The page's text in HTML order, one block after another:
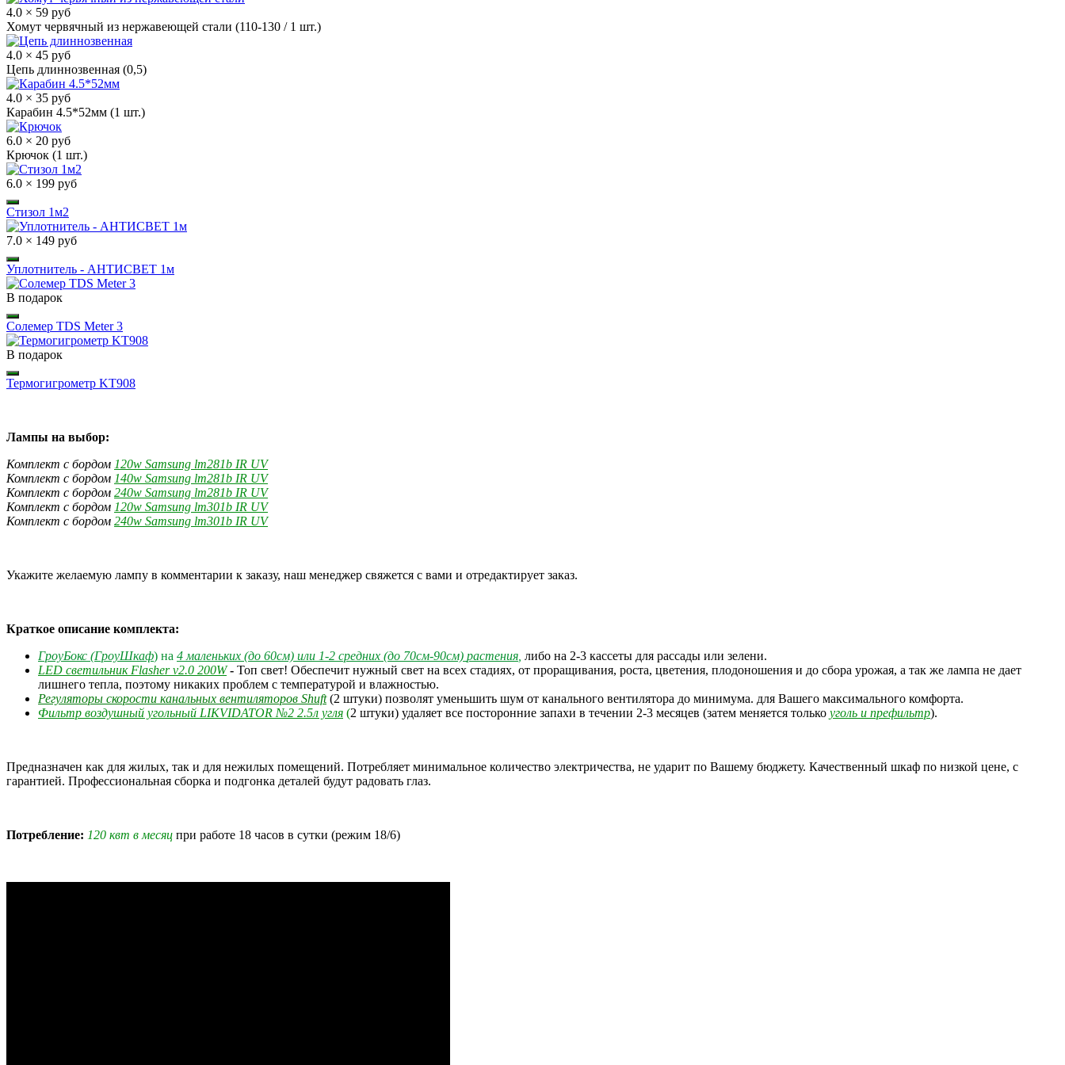
4.0 × 59 руб
Хомут червячный из нержавеющей стали (110-130 / 1 шт.)
4.0 × 45 руб
Цепь длиннозвенная (0,5)
4.0 × 35 руб
Карабин 4.5*52мм (1 шт.)
6.0 × 20 руб
Крючок (1 шт.)
6.0 × 199 руб
Стизол 1м2
7.0 × 149 руб
Уплотнитель - АНТИСВЕТ 1м
В подарок
Солемер TDS Meter 3
В подарок
Термогигрометр KT908
Лампы на выбор:
Комплект с бордом 120w Samsung lm281b IR UV
Комплект с бордом 140w Samsung lm281b IR UV
Комплект с бордом 240w Samsung lm281b IR UV
Комплект с бордом 120w Samsung lm301b IR UV
Комплект с бордом 240w Samsung lm301b IR UV
Укажите желаемую лампу в комментарии к заказу, наш менеджер свяжется с вами и отредактирует заказ.
Краткое описание комплекта:
ГроуБокс (ГроуШкаф) на 4 маленьких (до 60см) или 1-2 средних (до 70см-90см) растения либо на 2-3 кассеты для рассады или зелени.
LED светильник Flasher v2.0 200W - Топ свет! Обеспечит нужный свет на всех стадиях, от проращивания, роста, цветения, плодоношения и до сбора урожая, а так же лампа не дает
лишнего тепла, поэтому никаких проблем с температурой и влажностью.
Регуляторы скорости канальных вентиляторов Shuft(2 штуки) позволят уменьшить шум от канального вентилятора до минимума. для Вашего максимального комфорта.
Фильтр воздушный угольный LIKVIDATOR №2 2.5л угля (2 штуки) удаляет все посторонние запахи в течении 2-3 месяцев (затем меняется только уголь и префильтр).
Предназначен как для жилых, так и для нежилых помещений. Потребляет минимальное количество электричества, не ударит по Вашему бюджету. Качественный шкаф по низкой цене, с
гарантией. Профессиональная сборка и подгонка деталей будут радовать глаз.
Потребление: 120 квт в месяц при работе 18 часов в сутки (режим 18/6)